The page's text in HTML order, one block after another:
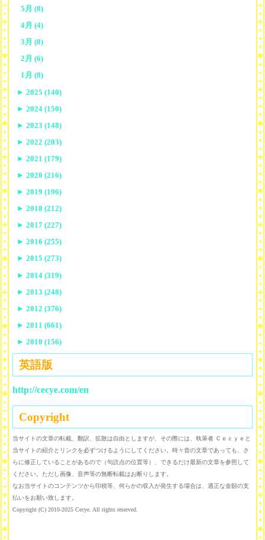
5月 (8)
4月 (4)
3月 (8)
2月 (6)
1月 (8)
► 2025 (140)
► 2024 (150)
► 2023 (148)
► 2022 (203)
► 2021 (179)
► 2020 (216)
► 2019 (196)
► 2018 (212)
► 2017 (227)
► 2016 (255)
► 2015 (273)
► 2014 (319)
► 2013 (248)
► 2012 (376)
► 2011 (661)
► 2010 (156)
英語版
http://cecye.com/en
Copyright
当サイトの文章の転載、翻訳、拡散は自由としますが、その際には、執筆者 Ｃｅｃｙｅと
当サイトの紹介とリンクを必ずつけるようにしてください。時々昔の文章であっても、さ
らに修正していることがあるので（句読点の位置等）、できるだけ最新の文章を参照して
ください。ただし画像、音声等の無断転載はお断りします。
なお当サイトのコンテンツから印税等、何らかの収入が発生する場合は、適正な金額の支
払いをお願い致します。
Copyright (C) 2010-2025 Cecye. All rights reserved.